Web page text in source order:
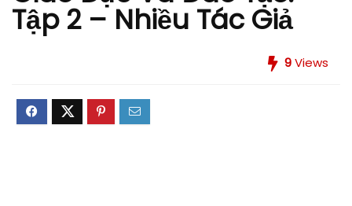
Tập 2 – Nhiều Tác Giả
9Views